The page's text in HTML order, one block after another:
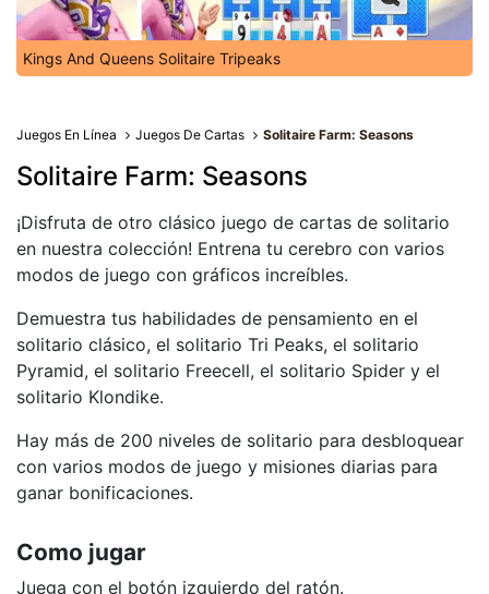
Kings And Queens Solitaire Tripeaks
Juegos En Línea Juegos De Cartas Solitaire Farm: Seasons
Solitaire Farm: Seasons
¡Disfruta de otro clásico juego de cartas de solitario
en nuestra colección! Entrena tu cerebro con varios
modos de juego con gráficos increíbles.
Demuestra tus habilidades de pensamiento en el
solitario clásico, el solitario Tri Peaks, el solitario
Pyramid, el solitario Freecell, el solitario Spider y el
solitario Klondike.
Hay más de 200 niveles de solitario para desbloquear
con varios modos de juego y misiones diarias para
ganar bonificaciones.
Como jugar
Juega con el botón izquierdo del ratón.